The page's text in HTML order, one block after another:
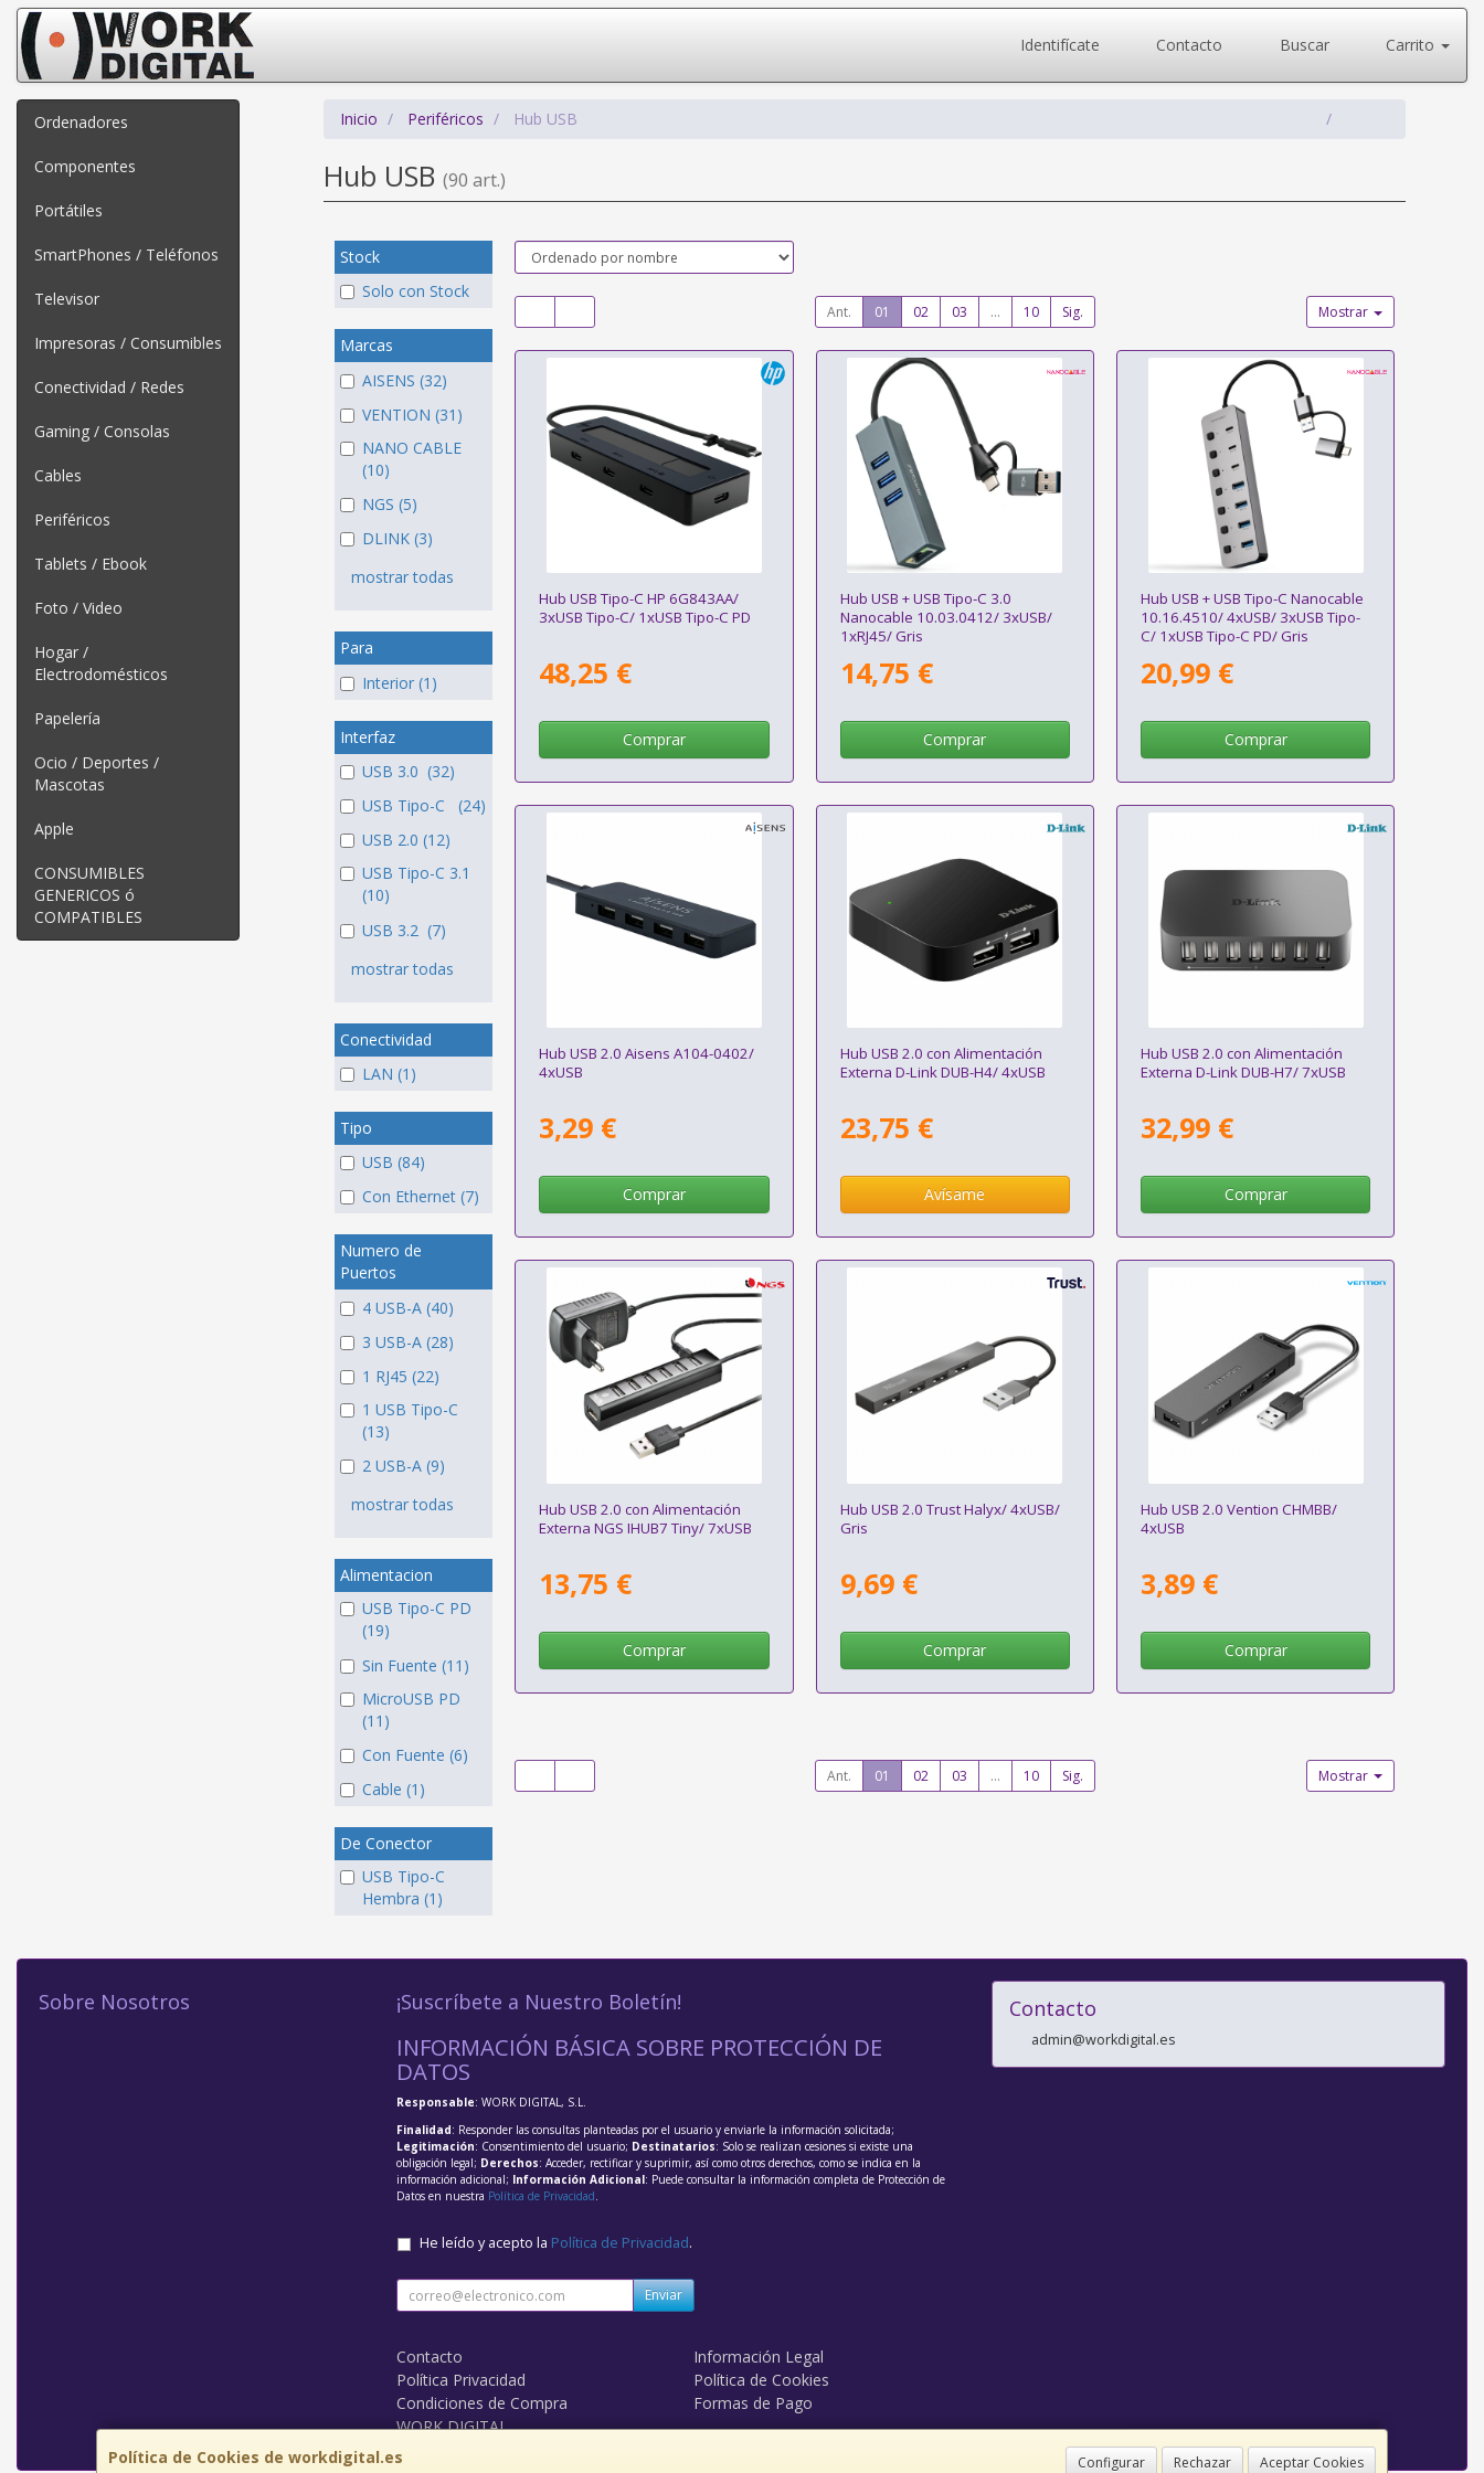
Identifícate Contacto Buscar Carrito
Ordenadores
Componentes
Portátiles
SmartPhones / Teléfonos
Televisor
Impresoras / Consumibles
Conectividad / Redes
Gaming / Consolas
Cables
Periféricos
Tablets / Ebook
Foto / Video
Hogar /
Electrodomésticos
Papelería
Ocio / Deportes /
Mascotas
Apple
CONSUMIBLES
GENERICOS ó
COMPATIBLES
Inicio Periféricos Hub USB
Hub USB (90 art.)
Stock
Solo con Stock
Marcas
AISENS (32)
VENTION (31)
NANO CABLE
(10)
NGS (5)
DLINK (3)
mostrar todas
Para
Interior (1)
Interfaz
USB 3.0 (32)
USB Tipo-C (24)
USB 2.0 (12)
USB Tipo-C 3.1
(10)
USB 3.2 (7)
mostrar todas
Conectividad
LAN (1)
Tipo
USB (84)
Con Ethernet (7)
Numero de
Puertos
4 USB-A (40)
3 USB-A (28)
1 RJ45 (22)
1 USB Tipo-C
(13)
2 USB-A (9)
mostrar todas
Alimentacion
USB Tipo-C PD
(19)
Sin Fuente (11)
MicroUSB PD
(11)
Con Fuente (6)
Cable (1)
De Conector
USB Tipo-C
Hembra (1)
Ant. 01 02 03 ... 10 Sig. Mostrar
Hub USB Tipo-C HP 6G843AA/
3xUSB Tipo-C/ 1xUSB Tipo-C PD
48,25 €
Comprar
Hub USB + USB Tipo-C 3.0
Nanocable 10.03.0412/ 3xUSB/
1xRJ45/ Gris
14,75 €
Comprar
Hub USB + USB Tipo-C Nanocable
10.16.4510/ 4xUSB/ 3xUSB Tipo-
C/ 1xUSB Tipo-C PD/ Gris
20,99 €
Comprar
Hub USB 2.0 Aisens A104-0402/
4xUSB
3,29 €
Comprar
Hub USB 2.0 con Alimentación
Externa D-Link DUB-H4/ 4xUSB
23,75 €
Avísame
Hub USB 2.0 con Alimentación
Externa D-Link DUB-H7/ 7xUSB
32,99 €
Comprar
Hub USB 2.0 con Alimentación
Externa NGS IHUB7 Tiny/ 7xUSB
13,75 €
Comprar
Hub USB 2.0 Trust Halyx/ 4xUSB/
Gris
9,69 €
Comprar
Hub USB 2.0 Vention CHMBB/
4xUSB
3,89 €
Comprar
Ant. 01 02 03 ... 10 Sig. Mostrar
Política de Cookies de workdigital.es Configurar Rechazar Aceptar Cookies
Sobre Nosotros ¡Suscríbete a Nuestro Boletín!
INFORMACIÓN BÁSICA SOBRE PROTECCIÓN DE
DATOS
Responsable: WORK DIGITAL, S.L.
Finalidad: Responder las consultas planteadas por el usuario y enviarle la información solicitada;
Legitimación: Consentimiento del usuario; Destinatarios: Solo se realizan cesiones si existe una
obligación legal; Derechos: Acceder, rectificar y suprimir, así como otros derechos, como se indica en la
información adicional; Información Adicional: Puede consultar la información completa de Protección de
Datos en nuestra Política de Privacidad.
He leído y acepto la Política de Privacidad.
Enviar
Contacto
Información Legal
Política Privacidad
Política de Cookies
Condiciones de Compra
Formas de Pago
WORK DIGITAL
Contacto
admin@workdigital.es